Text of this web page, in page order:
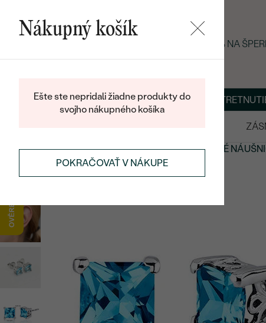
LETNÝ BLACK FRIDAY: −25 % NA
BLOGŠPERKY NA MIERU DOHODNÚŤ
NÁUŠNICENÁUŠNICE S DRAHOKAMAMITOPÁSOVÉ
Nákupný košík
Ešte ste nepridali žiadne produkty do
svojho nákupného košíka
POKRAČOVAŤ V NÁKUPE